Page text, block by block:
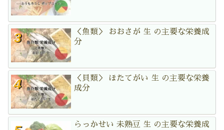
＜魚類＞ おおさが 生 の主要な栄養成
分
＜貝類＞ ほたてがい 生 の主要な栄養
成分
らっかせい 未熟豆 生 の主要な栄養成